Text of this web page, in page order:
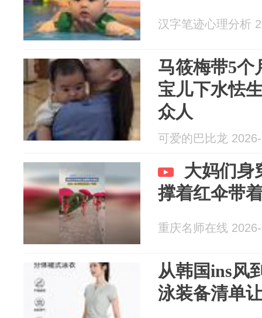
汉字笔迹心理分析
马筱梅带5个
宝儿下水怯
众人
可爱的巴比龙
大妈们身
撑着红伞带
重庆名师在线
从韩国ins风
泳装备清单